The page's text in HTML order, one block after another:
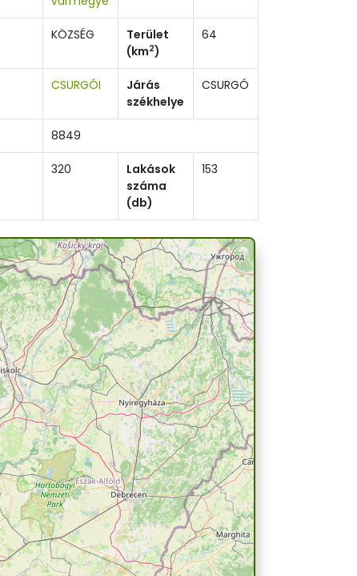
KÖZSÉG
Terület
(km2)
64
CSURGÓI
Járás
székhelye
CSURGÓ
8849
320
Lakások
száma
(db)
153